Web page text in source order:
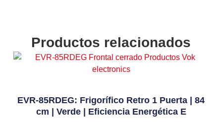
Productos relacionados
EVR-85RDEG: Frigorífico Retro 1 Puerta | 84
cm | Verde | Eficiencia Energética E